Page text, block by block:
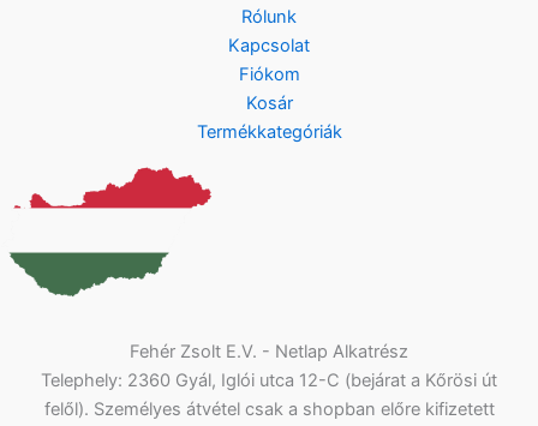
Rólunk
Kapcsolat
Fiókom
Kosár
Termékkategóriák
Fehér Zsolt E.V. - Netlap Alkatrész
Telephely: 2360 Gyál, Iglói utca 12-C (bejárat a Kőrösi út
felől). Személyes átvétel csak a shopban előre kifizetett